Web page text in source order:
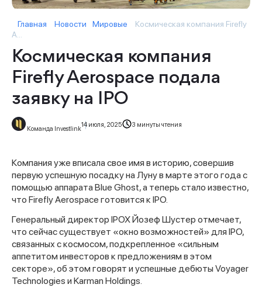
Главная Новости Мировые
Космическая компания Firefly
A...
Космическая компания
Firefly Aerospace подала
заявку на IPO
Команда Investlink
14 июля, 2025 3 минуты чтения
Компания уже вписала свое имя в историю, совершив
первую успешную посадку на Луну в марте этого года с
помощью аппарата Blue Ghost, а теперь стало известно,
что Firefly Aerospace готовится к IPO.
Генеральный директор IPOX Йозеф Шустер отмечает,
что сейчас существует «окно возможностей» для IPO,
связанных с космосом, подкрепленное «сильным
аппетитом инвесторов к предложениям в этом
секторе», об этом говорят и успешные дебюты Voyager
Technologies и Karman Holdings.